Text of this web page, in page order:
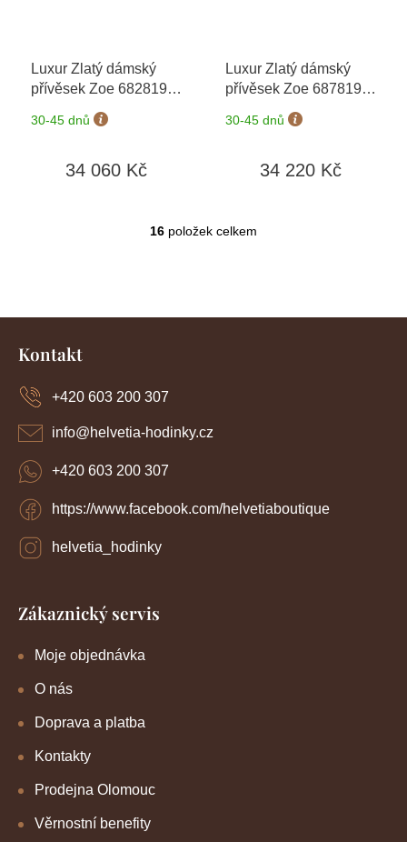
Luxur Zlatý dámský
přívěsek Zoe 6828194
+ možnost výměny do
90 dní
30-45 dnů
34 060 Kč
Luxur Zlatý dámský
přívěsek Zoe 6878194
+ možnost výměny do
90 dní
30-45 dnů
34 220 Kč
O
a
k
i
16 položek celkem
Kontakt
info@helvetia-hodinky.cz
+420 603 200 307
https://www.facebook.com/helvetiaboutique
helvetia_hodinky
+420 603 200 307
Zákaznický servis
Moje objednávka
O nás
Doprava a platba
Kontakty
Prodejna Olomouc
Věrnostní benefity